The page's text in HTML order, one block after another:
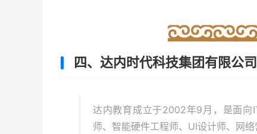
四、达内时代科技集团有限公司
达内教育成立于2002年9月，是面向
师、智能硬件工程师、UI设计师、网络